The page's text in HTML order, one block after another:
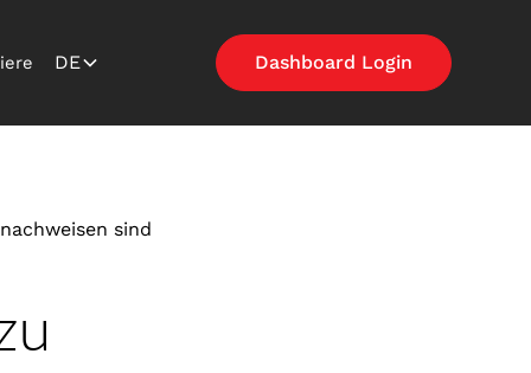
DE Dashboard Login
sind